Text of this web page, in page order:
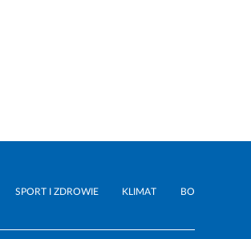
SPORT I ZDROWIE KLIMAT BO